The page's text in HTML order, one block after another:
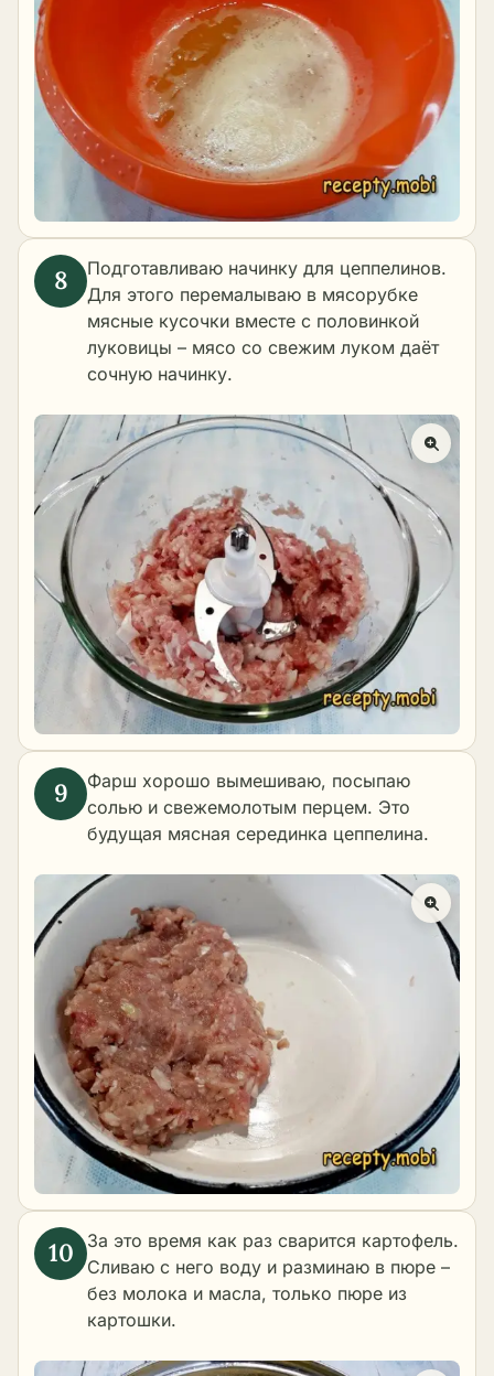
Подготавливаю начинку для цеппелинов.
Для этого перемалываю в мясорубке
мясные кусочки вместе с половинкой
луковицы – мясо со свежим луком даёт
сочную начинку.
Фарш хорошо вымешиваю, посыпаю
солью и свежемолотым перцем. Это
будущая мясная серединка цеппелина.
За это время как раз сварится картофель.
Сливаю с него воду и разминаю в пюре –
без молока и масла, только пюре из
картошки.